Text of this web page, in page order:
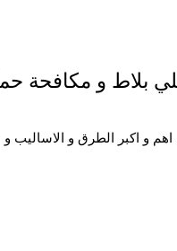
اقوي تنظيف بالبخار و افضل شركة كشف تسربات المياة و اكير شركة
و اكبر الطرق و الاساليب و